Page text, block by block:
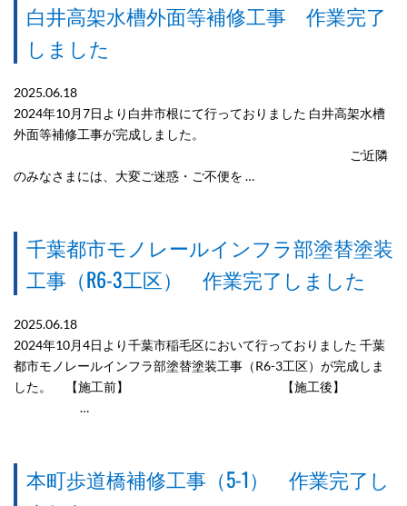
白井高架水槽外面等補修工事 作業完了
しました
2025.06.18
2024年10月7日より白井市根にて行っておりました 白井高架水槽
外面等補修工事が完成しました。
ご近隣
のみなさまには、大変ご迷惑・ご不便を …
千葉都市モノレールインフラ部塗替塗装
工事（R6-3工区） 作業完了しました
2025.06.18
2024年10月4日より千葉市稲毛区において行っておりました 千葉
都市モノレールインフラ部塗替塗装工事（R6-3工区）が完成しま
した。 【施工前】 【施工後】
…
本町歩道橋補修工事（5-1） 作業完了し